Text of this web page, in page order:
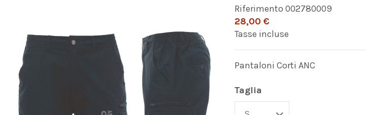
Riferimento 002780009
28,00 €
Tasse incluse
Pantaloni Corti ANC
Taglia